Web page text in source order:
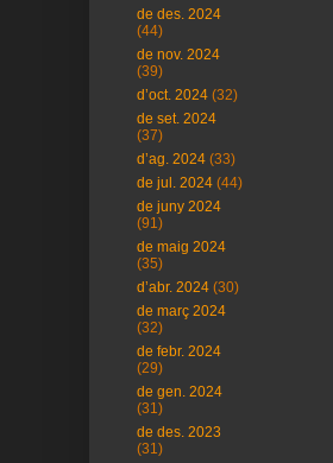
de des. 2024
(44)
de nov. 2024
(39)
d’oct. 2024 (32)
de set. 2024
(37)
d’ag. 2024 (33)
de jul. 2024 (44)
de juny 2024
(91)
de maig 2024
(35)
d’abr. 2024 (30)
de març 2024
(32)
de febr. 2024
(29)
de gen. 2024
(31)
de des. 2023
(31)